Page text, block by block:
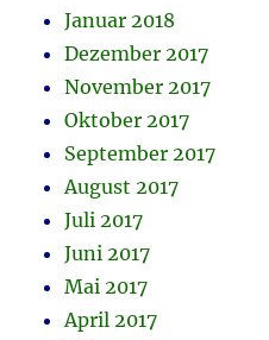
Januar 2018
Dezember 2017
November 2017
Oktober 2017
September 2017
August 2017
Juli 2017
Juni 2017
Mai 2017
April 2017